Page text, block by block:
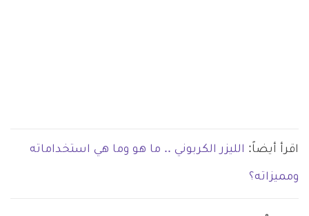
اقرأ أيضاً: الليزر الكربوني .. ما هو وما هي استخداماته
ومميزاته؟